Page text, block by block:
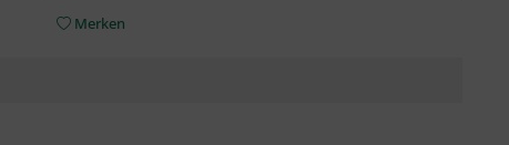
Merken